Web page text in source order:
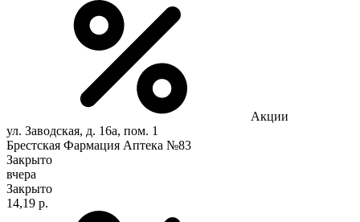
Акции
ул. Заводская, д. 16а, пом. 1
Брестская Фармация Аптека №83
Закрыто
вчера
Закрыто
14,19 р.